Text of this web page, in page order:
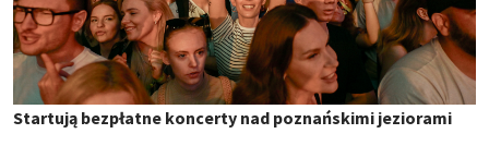
Startują bezpłatne koncerty nad poznańskimi jeziorami